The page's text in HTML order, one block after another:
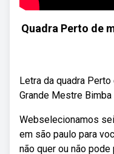
Quadra Perto de
Letra da quadra
Grande Mestre
Webselecionamos
em são paulo para
não quer ou não